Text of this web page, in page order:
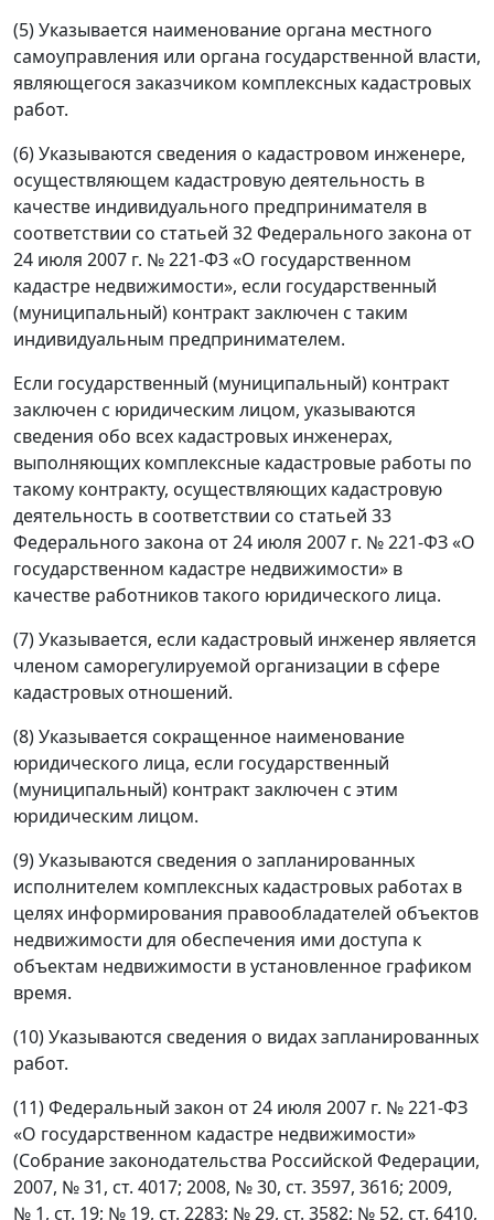
(5) Указывается наименование органа местного
самоуправления или органа государственной власти,
являющегося заказчиком комплексных кадастровых
работ.
(6) Указываются сведения о кадастровом инженере,
осуществляющем кадастровую деятельность в
качестве индивидуального предпринимателя в
соответствии со статьей 32 Федерального закона от
24 июля 2007 г. № 221-ФЗ «О государственном
кадастре недвижимости», если государственный
(муниципальный) контракт заключен с таким
индивидуальным предпринимателем.
Если государственный (муниципальный) контракт
заключен с юридическим лицом, указываются
сведения обо всех кадастровых инженерах,
выполняющих комплексные кадастровые работы по
такому контракту, осуществляющих кадастровую
деятельность в соответствии со статьей 33
Федерального закона от 24 июля 2007 г. № 221-ФЗ «О
государственном кадастре недвижимости» в
качестве работников такого юридического лица.
(7) Указывается, если кадастровый инженер является
членом саморегулируемой организации в сфере
кадастровых отношений.
(8) Указывается сокращенное наименование
юридического лица, если государственный
(муниципальный) контракт заключен с этим
юридическим лицом.
(9) Указываются сведения о запланированных
исполнителем комплексных кадастровых работах в
целях информирования правообладателей объектов
недвижимости для обеспечения ими доступа к
объектам недвижимости в установленное графиком
время.
(10) Указываются сведения о видах запланированных
работ.
(11) Федеральный закон от 24 июля 2007 г. № 221-ФЗ
«О государственном кадастре недвижимости»
(Собрание законодательства Российской Федерации,
2007, № 31, ст. 4017; 2008, № 30, ст. 3597, 3616; 2009,
№ 1, ст. 19; № 19, ст. 2283; № 29, ст. 3582; № 52, ст. 6410,